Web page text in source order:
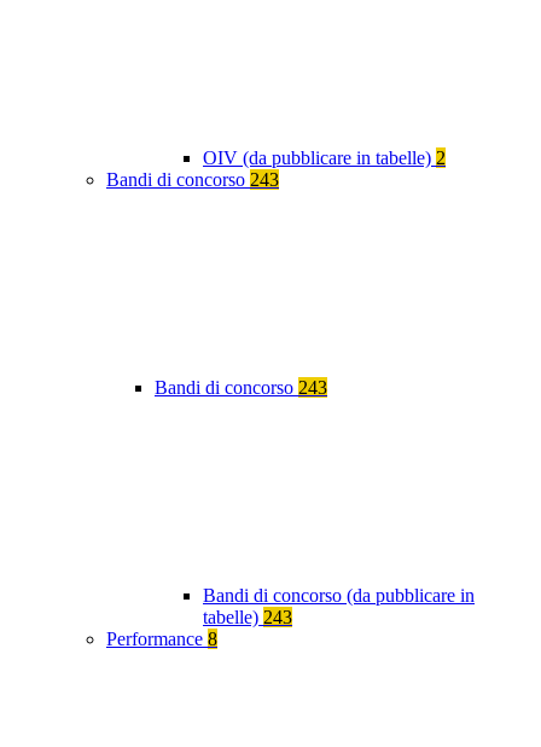
OIV (da pubblicare in tabelle) 2
Bandi di concorso 243
Bandi di concorso 243
Bandi di concorso (da pubblicare in
tabelle) 243
Performance 8